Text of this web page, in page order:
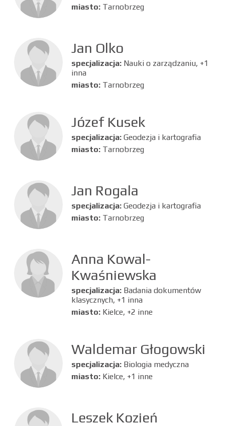
miasto: Tarnobrzeg
Jan Olko
specjalizacja: Nauki o zarządzaniu, +1
inna
miasto: Tarnobrzeg
Józef Kusek
specjalizacja: Geodezja i kartografia
miasto: Tarnobrzeg
Jan Rogala
specjalizacja: Geodezja i kartografia
miasto: Tarnobrzeg
Anna Kowal-
Kwaśniewska
specjalizacja: Badania dokumentów
klasycznych, +1 inna
miasto: Kielce, +2 inne
Waldemar Głogowski
specjalizacja: Biologia medyczna
miasto: Kielce, +1 inne
Leszek Kozień